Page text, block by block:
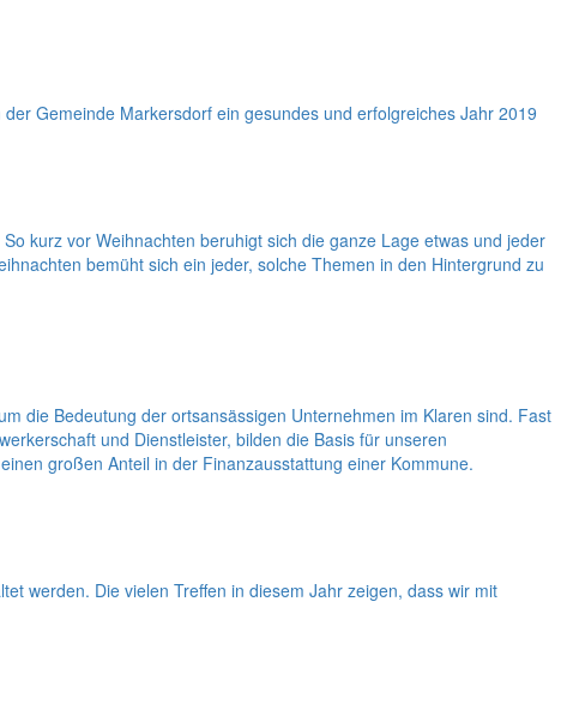
Gemeinde Markersdorf ein gesundes und erfolgreiches Jahr 2019
kurz vor Weihnachten beruhigt sich die ganze Lage etwas und jeder
bemüht sich ein jeder, solche Themen in den Hintergrund zu
die Bedeutung der ortsansässigen Unternehmen im Klaren sind. Fast
und Dienstleister, bilden die Basis für unseren
großen Anteil in der Finanzausstattung einer Kommune.
werden. Die vielen Treffen in diesem Jahr zeigen, dass wir mit